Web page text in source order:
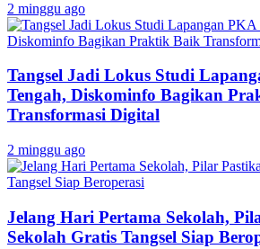
2 minggu ago
Tangsel Jadi Lokus Studi
Tengah, Diskominfo Bagikan
Transformasi Digital
2 minggu ago
Jelang Hari Pertama Sekolah,
Sekolah Gratis Tangsel Siap